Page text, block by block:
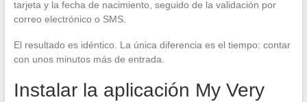
tarjeta y la fecha de nacimiento, seguido de la validación por
correo electrónico o SMS.
El resultado es idéntico. La única diferencia es el tiempo: contar
con unos minutos más de entrada.
Instalar la aplicación My Very